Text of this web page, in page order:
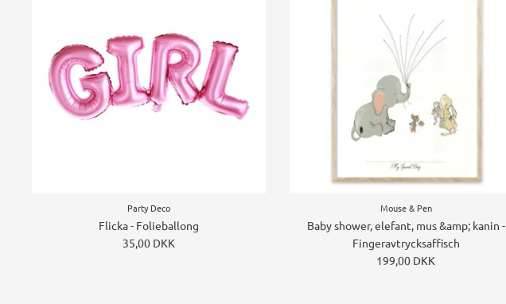
Party Deco
Flicka - Folieballong
35,00 DKK
Mouse & Pen
Baby shower, elefant, mus &amp; kanin -
Fingeravtrycksaffisch
199,00 DKK